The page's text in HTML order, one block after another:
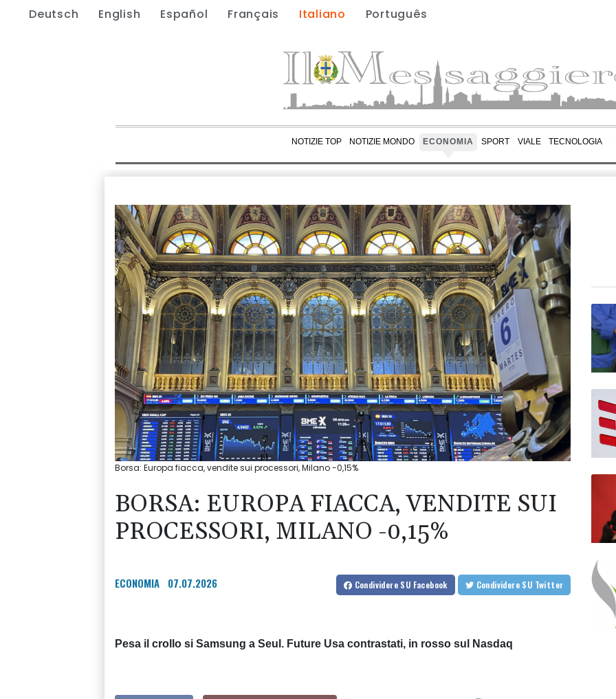
Deutsch English Español Français Italiano Português
NOTIZIE TOP NOTIZIE MONDO ECONOMIA SPORT VIALE TECNOLOGIA
Borsa: Europa fiacca, vendite sui processori, Milano -0,15%
BORSA: EUROPA FIACCA, VENDITE SUI
PROCESSORI, MILANO -0,15%
ECONOMIA 07.07.2026 Condividere SU Facebook Condividere SU Twitter
Pesa il crollo si Samsung a Seul. Future Usa contrastati, in rosso sul Nasdaq